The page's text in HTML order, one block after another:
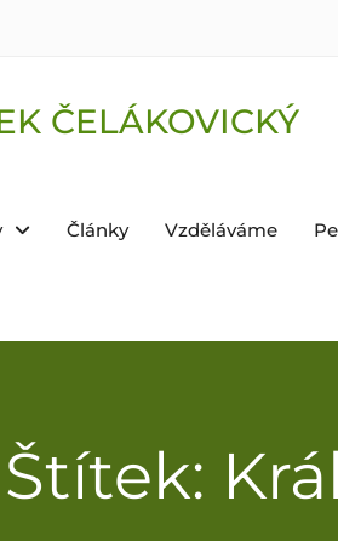
ČELÁKOVICKÝ
Články Vzděláváme
Štítek: